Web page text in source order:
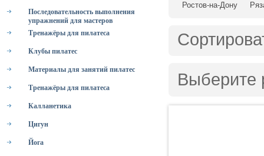
Последовательность выполнения
упражнений для мастеров
Тренажёры для пилатеса
Клубы пилатес
Материалы для занятий пилатес
Тренажёры для пилатеса
Калланетика
Цигун
Йога
Ростов-на-Дону
Выберите